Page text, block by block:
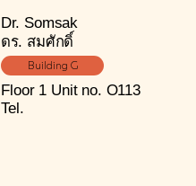
Dr. Somsak
ดร. สมศักดิ์
Building G
Floor 1 Unit no. O113
Tel.